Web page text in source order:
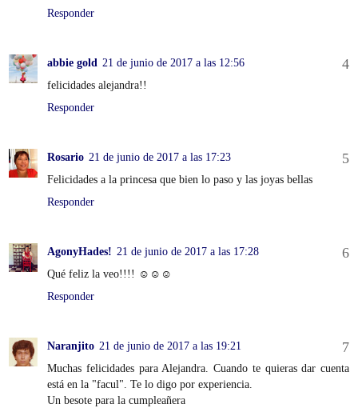
Responder
abbie gold 21 de junio de 2017 a las 12:56
felicidades alejandra!!
Responder
Rosario 21 de junio de 2017 a las 17:23
Felicidades a la princesa que bien lo paso y las joyas bellas
Responder
AgonyHades! 21 de junio de 2017 a las 17:28
Qué feliz la veo!!!! ☺️☺️☺️
Responder
Naranjito 21 de junio de 2017 a las 19:21
Muchas felicidades para Alejandra. Cuando te quieras dar cuenta
está en la "facul". Te lo digo por experiencia.
Un besote para la cumpleañera